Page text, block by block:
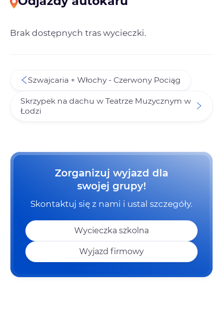
Brak dostępnych tras wycieczki.
Szwajcaria + Włochy - Czerwony Pociąg
Skrzypek na dachu w Teatrze Muzycznym w
Łodzi
Zorganizuj wyjazd dla
swojej grupy!
Skontaktuj się z nami i ustal szczegóły.
Wycieczka szkolna
Wyjazd firmowy